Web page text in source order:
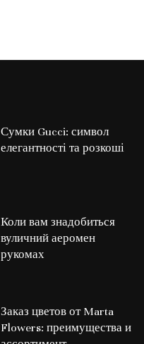
Сумки Gucci: символ
елегантності та розкоші
Коли вам знадобиться
вуличний аеромен
рукомах
Заказ цветов от Marta
Flowers: преимущества и